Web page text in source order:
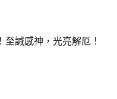
至諴感神，光亮解厄！